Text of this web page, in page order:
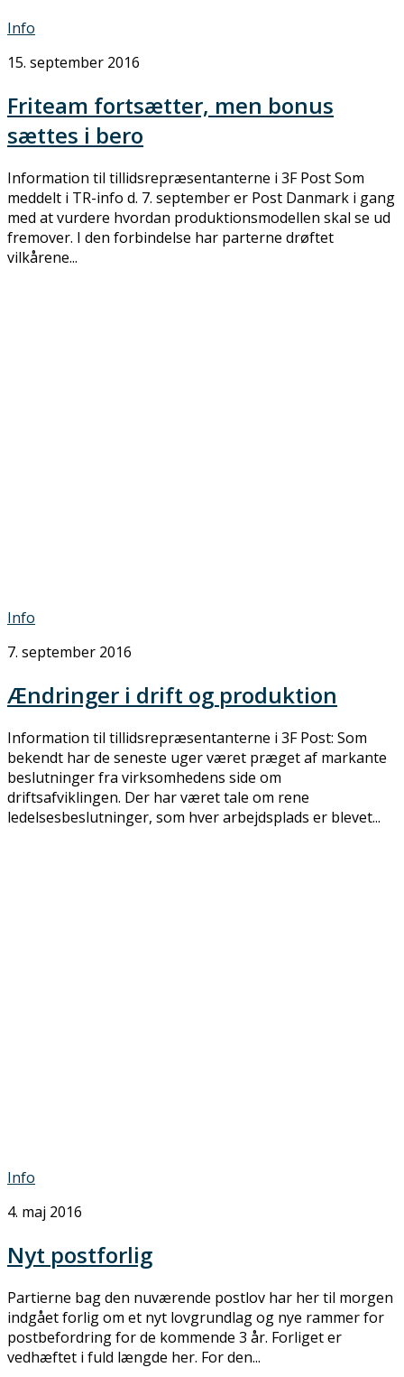
Info
15. september 2016
Friteam fortsætter, men bonus
sættes i bero
Information til tillidsrepræsentanterne i 3F Post Som
meddelt i TR-info d. 7. september er Post Danmark i gang
med at vurdere hvordan produktionsmodellen skal se ud
fremover. I den forbindelse har parterne drøftet
vilkårene...
Info
7. september 2016
Ændringer i drift og produktion
Information til tillidsrepræsentanterne i 3F Post: Som
bekendt har de seneste uger været præget af markante
beslutninger fra virksomhedens side om
driftsafviklingen. Der har været tale om rene
ledelsesbeslutninger, som hver arbejdsplads er blevet...
Info
4. maj 2016
Nyt postforlig
Partierne bag den nuværende postlov har her til morgen
indgået forlig om et nyt lovgrundlag og nye rammer for
postbefordring for de kommende 3 år. Forliget er
vedhæftet i fuld længde her. For den...